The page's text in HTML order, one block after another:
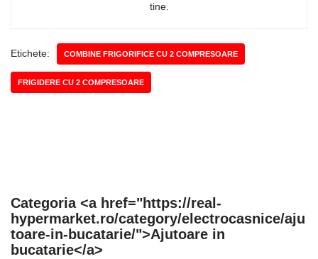
tine.
Etichete: COMBINE FRIGORIFICE CU 2 COMPRESOARE
FRIGIDERE CU 2 COMPRESOARE
Categoria <a href="https://real-
hypermarket.ro/category/electrocasnice/aju
toare-in-bucatarie/">Ajutoare in
bucatarie</a>